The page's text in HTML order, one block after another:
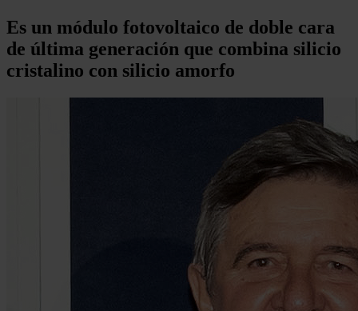
Es un módulo fotovoltaico de doble cara
de última generación que combina silicio
cristalino con silicio amorfo